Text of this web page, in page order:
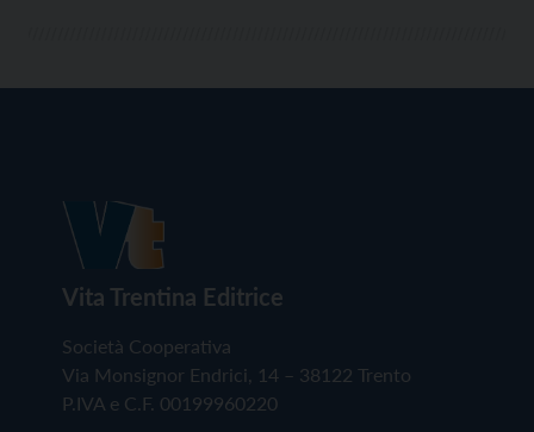
Vita Trentina Editrice
Società Cooperativa
Via Monsignor Endrici, 14 – 38122 Trento
P.IVA e C.F. 00199960220